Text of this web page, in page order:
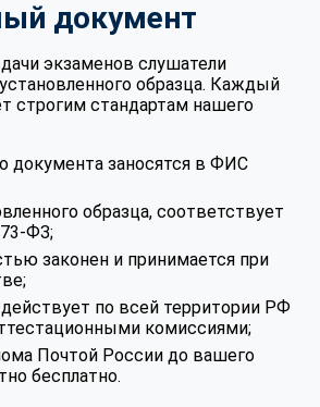
документ
экзаменов слушатели
образца. Каждый
строгим стандартам нашего
документа заносятся в ФИС
образца, соответствует
ФЗ;
законен и принимается при
по всей территории РФ
комиссиями;
Почтой России до вашего
бесплатно.